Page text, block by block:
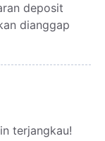
deposit
dianggap
terjangkau!